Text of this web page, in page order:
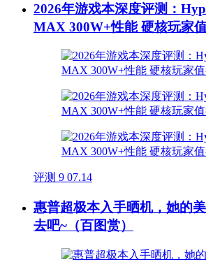
2026年游戏本深度评测：
MAX 300W+性能 硬核玩家
评测 9 07.14
惠普超极本入手晒机，她的
去吧~（百图赏）